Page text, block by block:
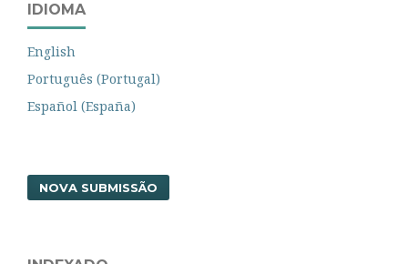
IDIOMA
English
Português (Portugal)
Español (España)
NOVA SUBMISSÃO